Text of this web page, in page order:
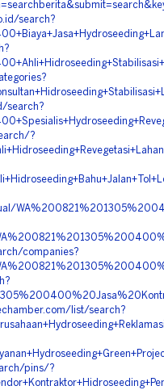
search?
search?
?
companies?
list/search?
pins/?